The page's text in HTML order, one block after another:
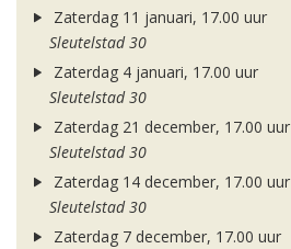
Zaterdag 11 januari, 17.00 uur
Sleutelstad 30
Zaterdag 4 januari, 17.00 uur
Sleutelstad 30
Zaterdag 21 december, 17.00 uur
Sleutelstad 30
Zaterdag 14 december, 17.00 uur
Sleutelstad 30
Zaterdag 7 december, 17.00 uur